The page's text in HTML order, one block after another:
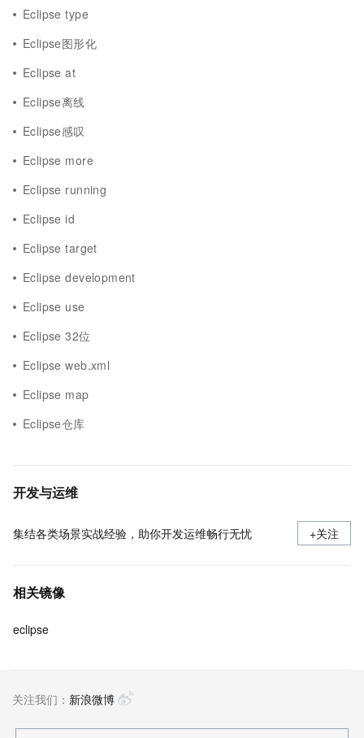
Eclipse type
Eclipse图形化
Eclipse at
Eclipse离线
Eclipse感叹
Eclipse more
Eclipse running
Eclipse id
Eclipse target
Eclipse development
Eclipse use
Eclipse 32位
Eclipse web.xml
Eclipse map
Eclipse仓库
开发与运维
集结各类场景实战经验，助你开发运维畅行无忧 +关注
相关镜像
eclipse
关注我们： 新浪微博